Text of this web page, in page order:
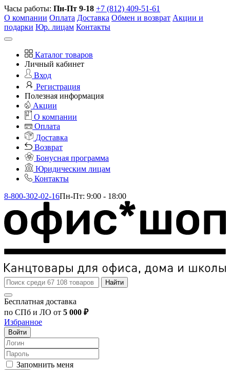
Часы работы: Пн-Пт 9-18 +7 (812) 409-51-61
О компании Оплата Доставка Обмен и возврат Акции и
подарки Юр. лицам Контакты
Каталог товаров
Личный кабинет
Вход
Регистрация
Полезная информация
Акции
О компании
Оплата
Доставка
Возврат
Бонусная программа
Юридическим лицам
Контакты
8-800-302-02-16Пн-Пт: 9:00 - 18:00
Найти
Бесплатная доставка
по СПб и ЛО от 5 000 ₽
Избранное
Войти
Запомнить меня